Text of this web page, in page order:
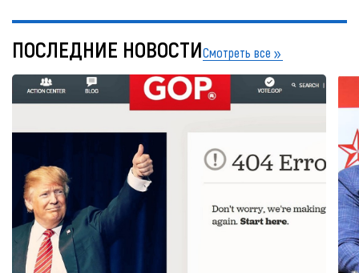
ПОСЛЕДНИЕ НОВОСТИСмотреть все